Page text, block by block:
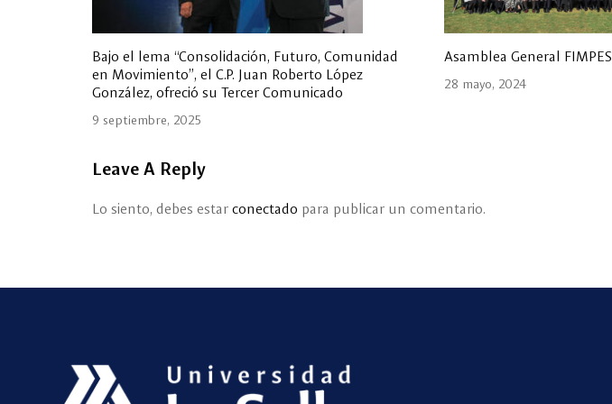
Bajo el lema “Consolidación, Futuro, Comunidad
en Movimiento”, el C.P. Juan Roberto López
González, ofreció su Tercer Comunicado
9 septiembre, 2025
Asamblea General FIMPES
28 mayo, 2024
Leave A Reply
Lo siento, debes estar conectado para publicar un comentario.